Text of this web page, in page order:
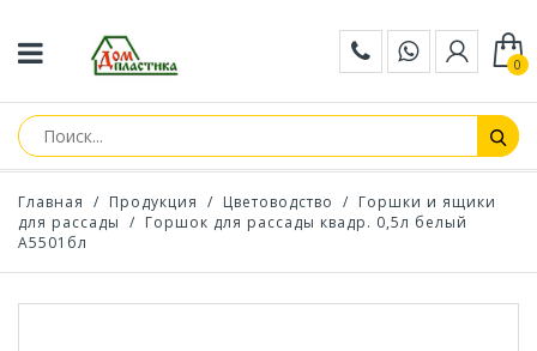
0
Главная / Продукция / Цветоводство / Горшки и ящики
для рассады / Горшок для рассады квадр. 0,5л белый
А5501бл